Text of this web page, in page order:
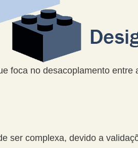
foca no desacoplamento entre
ser complexa, devido a